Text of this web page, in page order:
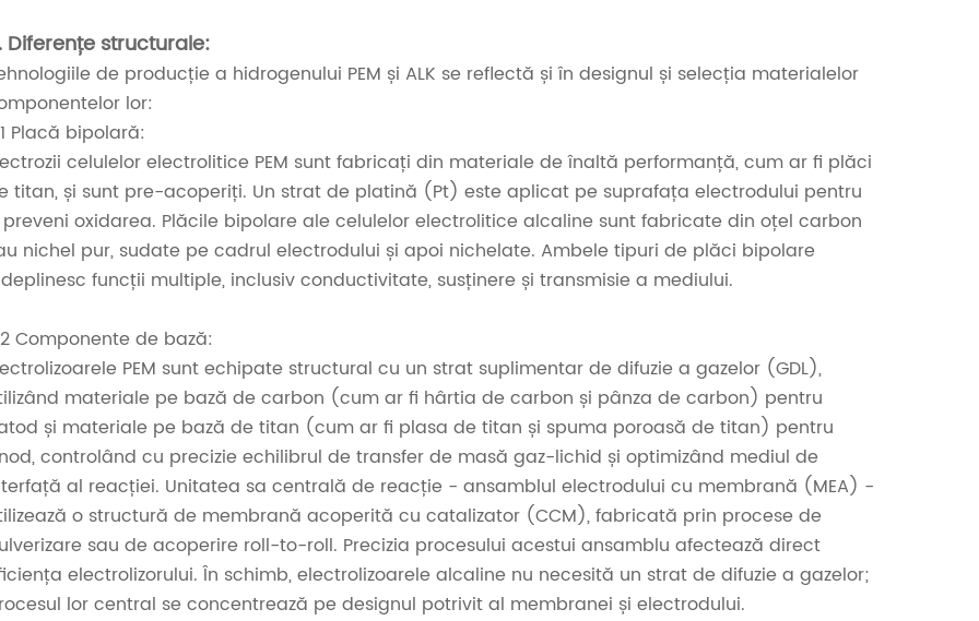
Diferențe structurale:
de producție a hidrogenului PEM și ALK se reflectă și în designul și selecția materialelor
lor:
Placă bipolară:
celulelor electrolitice PEM sunt fabricați din materiale de înaltă performanță, cum ar fi plăci
titan, și sunt pre-acoperiți. Un strat de platină (Pt) este aplicat pe suprafața electrodului pentru
oxidarea. Plăcile bipolare ale celulelor electrolitice alcaline sunt fabricate din oțel carbon
nichel pur, sudate pe cadrul electrodului și apoi nichelate. Ambele tipuri de plăci bipolare
funcții multiple, inclusiv conductivitate, susținere și transmisie a mediului.
Componente de bază:
PEM sunt echipate structural cu un strat suplimentar de difuzie a gazelor (GDL),
materiale pe bază de carbon (cum ar fi hârtia de carbon și pânza de carbon) pentru
și materiale pe bază de titan (cum ar fi plasa de titan și spuma poroasă de titan) pentru
controlând cu precizie echilibrul de transfer de masă gaz-lichid și optimizând mediul de
al reacției. Unitatea sa centrală de reacție - ansamblul electrodului cu membrană (MEA) -
o structură de membrană acoperită cu catalizator (CCM), fabricată prin procese de
sau de acoperire roll-to-roll. Precizia procesului acestui ansamblu afectează direct
electrolizorului. În schimb, electrolizoarele alcaline nu necesită un strat de difuzie a gazelor;
lor central se concentrează pe designul potrivit al membranei și electrodului.